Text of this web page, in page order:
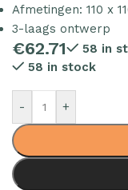
Afmetingen: 110 x
3-laags ontwerp
€62.71
58 in
58 in stock
- +